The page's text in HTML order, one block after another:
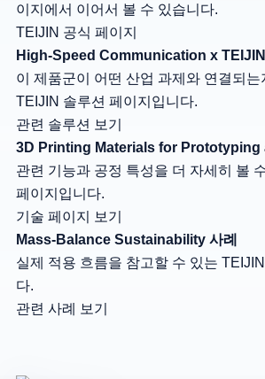
이지에서 이어서 볼 수 있습니다.
TEIJIN 공식 페이지
High-Speed Communication x
이 제품군이 어떤 산업 과제와 연결되는
TEIJIN 솔루션 페이지입니다.
관련 솔루션 보기
3D Printing Materials for Prototyping
관련 기능과 공정 특성을 더 자세히 볼
페이지입니다.
기술 페이지 보기
Mass-Balance Sustainability 사례
실제 적용 흐름을 참고할 수 있는
다.
관련 사례 보기